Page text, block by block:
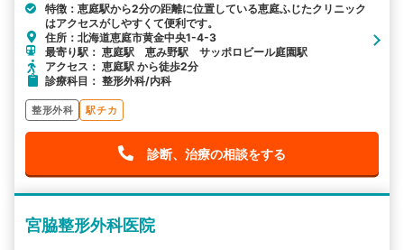
特徴：恵庭駅から2分の距離に位置している恵庭ふじたクリニック
はアクセスがしやすくて便利です。
住所：北海道恵庭市黄金中央1-4-3
最寄り駅： 恵庭駅 恵み野駅 サッポロビール庭園駅
アクセス： 恵庭駅 から徒歩2分
診療科目： 整形外科/内科
整形外科 駅チカ
診断、治療の相談をする
宮脇整形外科医院